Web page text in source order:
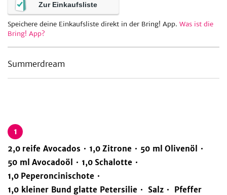
Zur Einkaufsliste
Speichere deine Einkaufsliste direkt in der Bring! App. Was ist die
Bring! App?
Summerdream
1
2,0 reife Avocados 1,0 Zitrone 50 ml Olivenöl
50 ml Avocadoöl 1,0 Schalotte
1,0 Peperoncinischote
1,0 kleiner Bund glatte Petersilie Salz Pfeffer